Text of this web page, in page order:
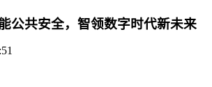
公共安全，智领数字时代新未来